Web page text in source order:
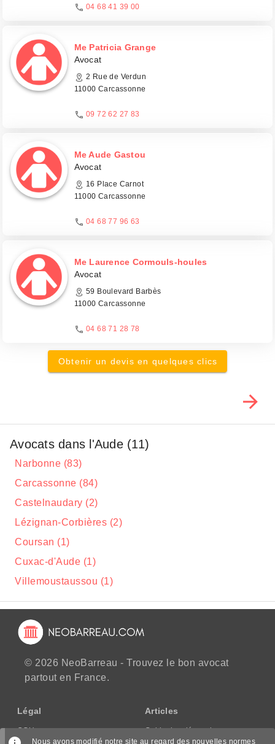
04 68 41 39 00
Me Patricia Grange
Avocat
2 Rue de Verdun
11000 Carcassonne
09 72 62 27 83
Me Aude Gastou
Avocat
16 Place Carnot
11000 Carcassonne
04 68 77 96 63
Me Laurence Cormouls-houles
Avocat
59 Boulevard Barbès
11000 Carcassonne
04 68 71 28 78
Obtenir un devis en quelques clics
Avocats dans l'Aude (11)
Narbonne (83)
Carcassonne (84)
Castelnaudary (2)
Lézignan-Corbières (2)
Coursan (1)
Cuxac-d'Aude (1)
Villemoustaussou (1)
© 2026 NeoBarreau - Trouvez le bon avocat
partout en France.
Légal
CGU
Articles
Guide des démarches
Nous avons modifié notre site au regard des nouvelles normes